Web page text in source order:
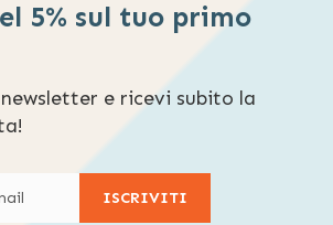
5% sul tuo primo
e ricevi subito la
ISCRIVITI